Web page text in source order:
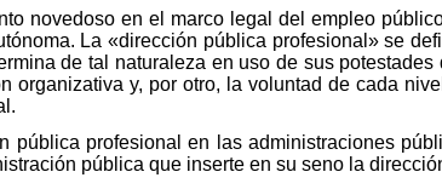
novedoso en el marco legal del empleo
La «dirección pública profesional» se
de tal naturaleza en uso de sus
organizativa y, por otro, la voluntad de cada
pública profesional en las administraciones
pública que inserte en su seno la